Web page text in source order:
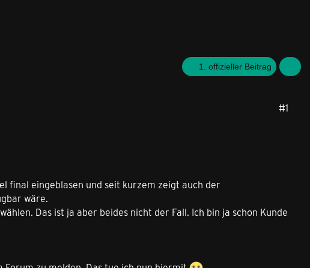
1. offizieller Beitrag
#1
final eingeblasen und seit kurzem zeigt auch der
wäre.
Das ist ja aber beides nicht der Fall. Ich bin ja schon Kunde